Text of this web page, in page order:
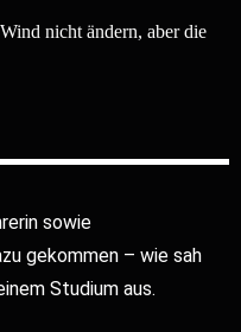
nicht ändern, aber die
sowie
gekommen – wie sah
Studium aus.